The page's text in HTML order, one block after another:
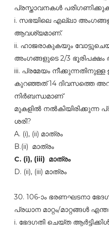
പ്രസ്താവനകള്‍
i. സഭയിലെ എല്ലാ
ആവശ്യമാണ്‌.
ii. ഹാജരാകുകയും
അംഗങ്ങളുടെ 2/3
iii. പ്രമേയം നീക്കുന്നതിനുള്ള
കുറഞ്ഞത്‌ 14 ദിവസത്തെ
നിര്‍ബന്ധമാണ്‌
മുകളില്‍ നല്‍കിയിരിക്കുന്ന
ശരി?
A. (i), (ii) മാത്രം
B.(ii) മാത്രം
C. (i), (iii) മാത്രം
D. (ii), (iii) മാത്രം
30. 106-ാം ഭരണഘടനാ
പ്രധാന മാറ്റം/മാറ്റങ്ങള്‍
i. ഭേദഗതി ചെയ്ത